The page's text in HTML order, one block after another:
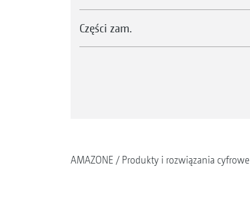
Części zam.
AMAZONE Produkty i rozwiązania cyfrowe